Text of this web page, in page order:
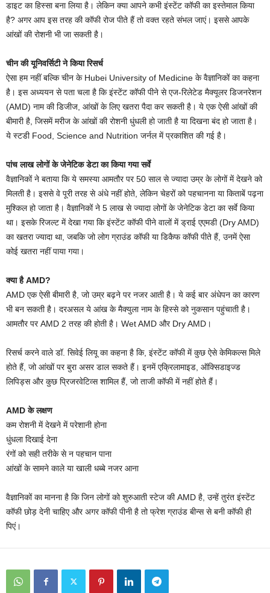
डाइट का ह‍िस्‍सा बना ल‍िया है। लेक‍िन क्‍या आपने कभी इंस्‍टेंट कॉफी का इस्‍तेमाल क‍िया
है? अगर आप इस तरह की कॉफी रोज पीते हैं तो वक्‍त रहते संभल जाएं। इससे आपके
आंखों की रोशनी भी जा सकती है।
चीन की यून‍िवर्सिटी ने क‍िया र‍िसर्च
ऐसा हम नहीं बल्‍कि चीन के Hubei University of Medicine के वैज्ञानि‍कों का कहना
है। इस अध्ययन से पता चला है कि इंस्टेंट कॉफी पीने से एज-रिलेटेड मैक्यूलर डिजनरेशन
(AMD) नाम की ड‍िजीज, आंखों के ल‍िए खतरा पैदा कर सकती है। ये एक ऐसी आंखों की
बीमारी है, जिसमें मरीज के आंखों की रोशनी धुंधली हो जाती है या दिखना बंद हो जाता है।
ये स्‍टडी Food, Science and Nutrition जर्नल में प्रकाश‍ित की गई है।
पांच लाख लोगों के जेनेट‍िक डेटा का क‍िया गया सर्वे
वैज्ञान‍िकों ने बताया क‍ि ये समस्या आमतौर पर 50 साल से ज्यादा उम्र के लोगों में देखने को
म‍िलती है। इससे वे पूरी तरह से अंधे नहीं होते, लेकिन चेहरों को पहचानना या किताबें पढ़ना
मुश्किल हो जाता है। वैज्ञान‍िकों ने 5 लाख से ज्यादा लोगों के जेनेटिक डेटा का सर्वे किया
था। इसके र‍िजल्‍ट में देखा गया कि इंस्टेंट कॉफी पीने वालों में ड्राई एएमडी (Dry AMD)
का खतरा ज्यादा था, जबकि जो लोग ग्राउंड कॉफी या डिकैफ कॉफी पीते हैं, उनमें ऐसा
कोई खतरा नहीं पाया गया।
क्‍या है AMD?
AMD एक ऐसी बीमारी है, जो उम्र बढ़ने पर नजर आती है। ये कई बार अंधेपन का कारण
भी बन सकती है। दरअसल ये आंख के मैक्युला नाम के हिस्से को नुकसान पहुंचाती है।
आमतौर पर AMD 2 तरह की होती है। Wet AMD और Dry AMD।
रिसर्च करने वाले डॉ. सिवेई लियू का कहना है क‍ि, इंस्टेंट कॉफी में कुछ ऐसे केमिकल्स म‍िले
होते हैं, जो आंखों पर बुरा असर डाल सकते हैं। इनमें एक्रिलामाइड, ऑक्सिडाइज्ड
लिपिड्स और कुछ प्रिजरवेटिव्स शामिल हैं, जो ताजी कॉफी में नहीं होते हैं।
AMD के लक्षण
कम रोशनी में देखने में परेशानी होना
धुंधला दिखाई देना
रंगों को सही तरीके से न पहचान पाना
आंखों के सामने काले या खाली धब्बे नजर आना
वैज्ञान‍िकों का मानना है कि जिन लोगों को शुरुआती स्टेज की AMD है, उन्हें तुरंत इंस्टेंट
कॉफी छोड़ देनी चाहिए और अगर कॉफी पीनी है तो फ्रेश ग्राउंड बीन्स से बनी कॉफी ही
प‍िएं।